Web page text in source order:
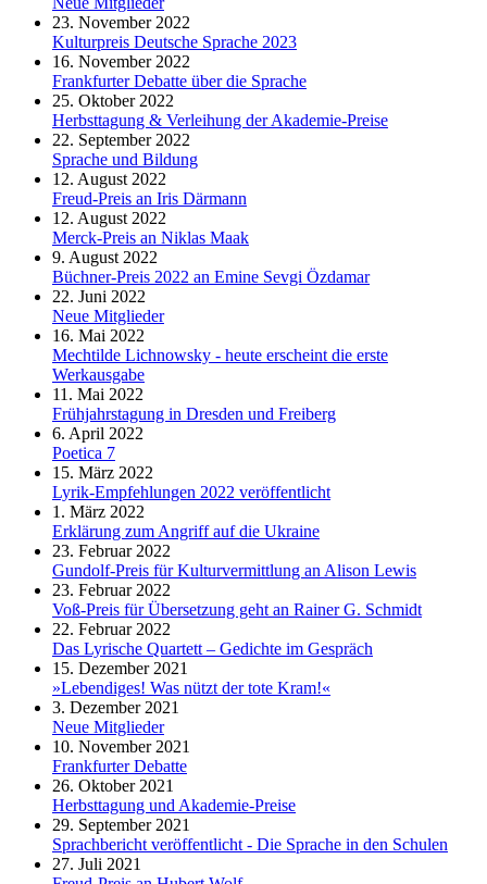
23. November 2022
Kulturpreis Deutsche Sprache 2023
16. November 2022
Frankfurter Debatte über die Sprache
25. Oktober 2022
Herbsttagung & Verleihung der Akademie-Preise
22. September 2022
Sprache und Bildung
12. August 2022
Freud-Preis an Iris Därmann
12. August 2022
Merck-Preis an Niklas Maak
9. August 2022
Büchner-Preis 2022 an Emine Sevgi Özdamar
22. Juni 2022
Neue Mitglieder
16. Mai 2022
Mechtilde Lichnowsky - heute erscheint die erste
Werkausgabe
11. Mai 2022
Frühjahrstagung in Dresden und Freiberg
6. April 2022
Poetica 7
15. März 2022
Lyrik-Empfehlungen 2022 veröffentlicht
1. März 2022
Erklärung zum Angriff auf die Ukraine
23. Februar 2022
Gundolf-Preis für Kulturvermittlung an Alison Lewis
23. Februar 2022
Voß-Preis für Übersetzung geht an Rainer G. Schmidt
22. Februar 2022
Das Lyrische Quartett – Gedichte im Gespräch
15. Dezember 2021
»Lebendiges! Was nützt der tote Kram!«
3. Dezember 2021
Neue Mitglieder
10. November 2021
Frankfurter Debatte
26. Oktober 2021
Herbsttagung und Akademie-Preise
29. September 2021
Sprachbericht veröffentlicht - Die Sprache in den Schulen
27. Juli 2021